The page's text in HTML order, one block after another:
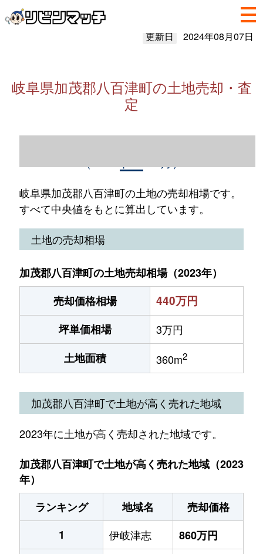
更新日 2024年08月07日
岐阜県加茂郡八百津町の土地売却・査
定
岐阜県加茂郡八百津町の土地の売却相場です。
すべて中央値をもとに算出しています。
土地の売却相場
加茂郡八百津町の土地売却相場（2023年）
売却価格相場
440万円
坪単価相場
3万円
土地面積
360m2
加茂郡八百津町で土地が高く売れた地域
2023年に土地が高く売却された地域です。
加茂郡八百津町で土地が高く売れた地域（2023
年）
ランキング
地域名
売却価格
1
伊岐津志
860万円